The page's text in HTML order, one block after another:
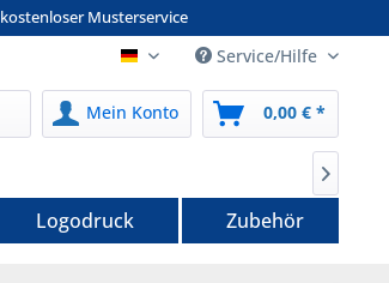
kostenloser Musterservice
nordwerk-verpackungen.de
Service/Hilfe
Mein Konto 0,00 € *
Logodruck Zubehör
